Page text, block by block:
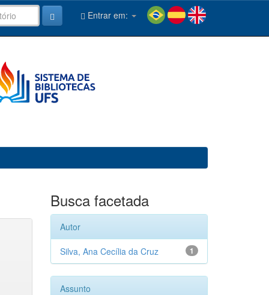
Entrar em:
Busca facetada
Autor
1
Silva, Ana Cecília da Cruz
Assunto